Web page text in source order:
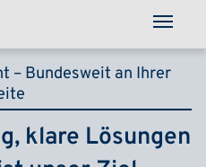
– Bundesweit an Ihrer
klare Lösungen